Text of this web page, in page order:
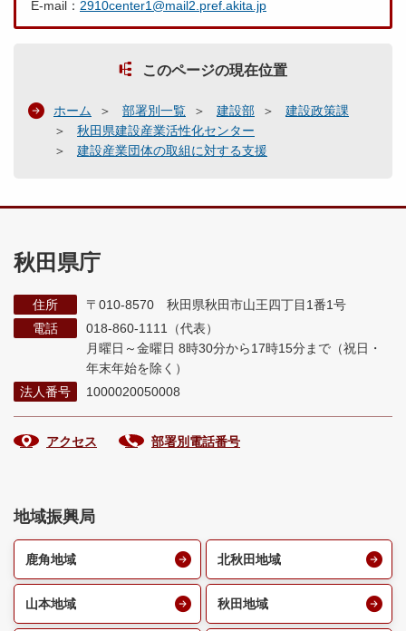
E-mail： 2910center1@mail2.pref.akita.jp
このページの現在位置
ホーム 部署別一覧 建設部
建設政策課
秋田県建設産業活性化センター
建設産業団体の取組に対する支援
秋田県庁
住所
〒010-8570 秋田県秋田市山王四丁目1番1号
電話
018-860-1111（代表）
月曜日～金曜日 8時30分から17時15分まで （祝日・
年末年始を除く）
法人番号
1000020050008
アクセス 部署別電話番号
地域振興局
鹿角地域 北秋田地域
山本地域 秋田地域